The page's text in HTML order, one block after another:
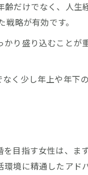
用術
方
とは
ック
だけでなく、人生
略が有効です。
り盛り込むことが
く少し年上や年下
目指す女性は、ま
境に精通したアド